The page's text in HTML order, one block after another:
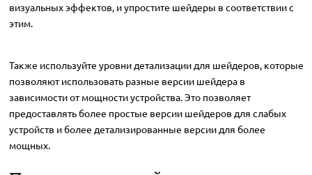
визуальных эффектов, и упростите шейдеры в соответствии с
этим.
Также используйте уровни детализации для шейдеров, которые
позволяют использовать разные версии шейдера в
зависимости от мощности устройства. Это позволяет
предоставлять более простые версии шейдеров для слабых
устройств и более детализированные версии для более
мощных.